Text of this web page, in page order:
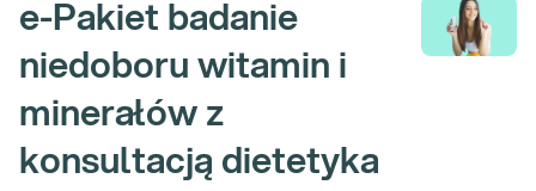
e-Pakiet badanie
niedoboru witamin i
minerałów z
konsultacją dietetyka